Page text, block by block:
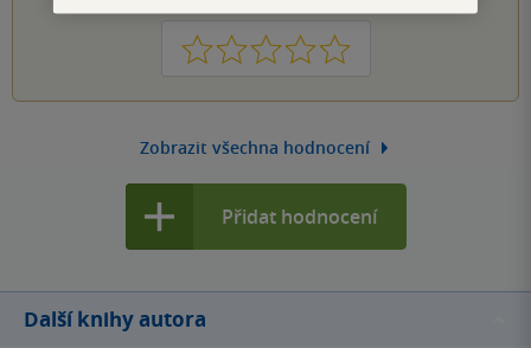
1 2 3 4 5
Zobrazit všechna hodnocení
Přidat hodnocení
Další knihy autora